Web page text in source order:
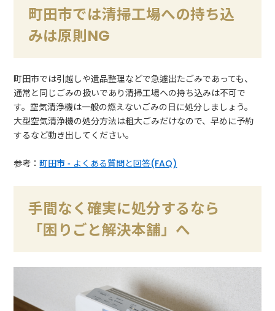
町田市では清掃工場への持ち込
みは原則NG
町田市では引越しや遺品整理などで急遽出たごみであっても、
通常と同じごみの扱いであり清掃工場への持ち込みは不可で
す。空気清浄機は一般の燃えないごみの日に処分しましょう。
大型空気清浄機の処分方法は粗大ごみだけなので、早めに予約
するなど動き出してください。
参考：町田市 - よくある質問と回答(FAQ)
手間なく確実に処分するなら
「困りごと解決本舗」へ